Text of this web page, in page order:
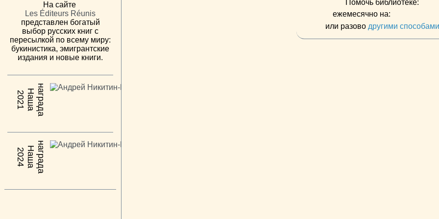
На сайте
Les Éditeurs Réunis
представлен богатый
выбор русских книг с
пересылкой по всему миру:
букинистика, эмигрантские
издания и новые книги.
2021 Н
а
ш
ан
а
г
р
а
да
2024 Н
а
ш
ан
а
г
р
а
да
Помочь библиотеке:
ежемесячно на:
или разово другими способами